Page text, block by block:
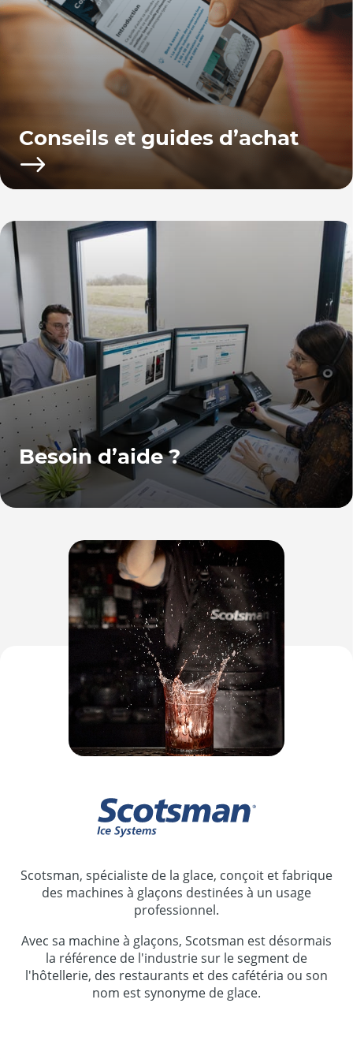
Conseils et guides d’achat
Besoin d’aide ?
Scotsman, spécialiste de la glace, conçoit et fabrique
des machines à glaçons destinées à un usage
professionnel.
Avec sa machine à glaçons, Scotsman est désormais
la référence de l'industrie sur le segment de
l'hôtellerie, des restaurants et des cafétéria ou son
nom est synonyme de glace.